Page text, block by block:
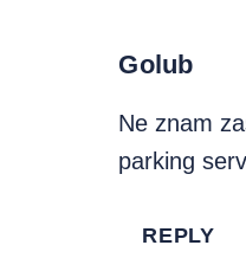
Golub
Ne znam
parking
REPLY